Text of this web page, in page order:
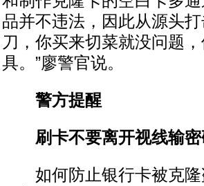
品并不违法，因此从源头
刀，你买来切菜就没问题
具。”廖警官说。
警方提醒
刷卡不要离开视线输密
如何防止银行卡被克隆